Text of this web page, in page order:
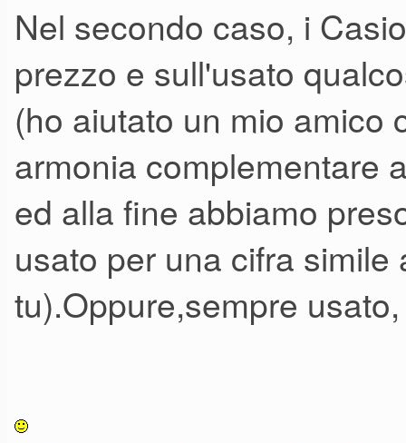
Nel secondo caso, i
prezzo e sull'usato
(ho aiutato un mio amico
armonia complementare
ed alla fine abbiamo
usato per una cifra simile
tu).Oppure,sempre